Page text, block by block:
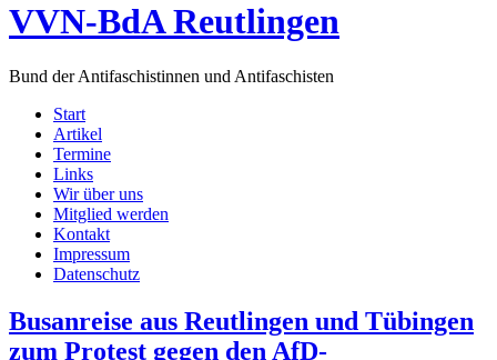
VVN-BdA Reutlingen
Bund der Antifaschistinnen und Antifaschisten
Start
Artikel
Termine
Links
Wir über uns
Mitglied werden
Kontakt
Impressum
Datenschutz
Busanreise aus Reutlingen und Tübingen
zum Protest gegen den AfD-